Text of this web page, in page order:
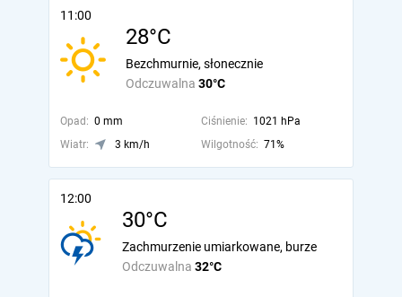
11:00
28°C
Odczuwalna 30°C
Bezchmurnie, słonecznie
Opad: 0 mm Ciśnienie: 1021 hPa
Wiatr:
3 km/h Wilgotność: 71%
12:00
30°C
Odczuwalna 32°C
Zachmurzenie umiarkowane, burze